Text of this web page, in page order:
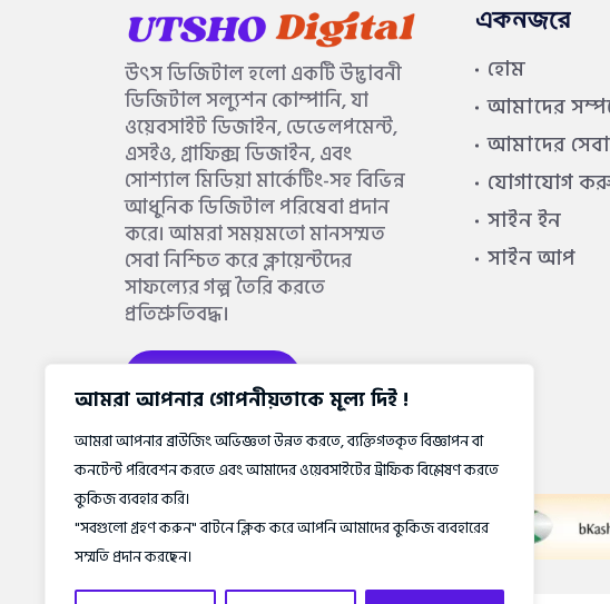
আমরা আপনার গোপনীয়তাকে মূল্য দিই !
আমরা আপনার ব্রাউজিং অভিজ্ঞতা উন্নত করতে, ব্যক্তিগতকৃত বিজ্ঞাপন বা
কনটেন্ট পরিবেশন করতে এবং আমাদের ওয়েবসাইটের ট্রাফিক বিশ্লেষণ করতে
কুকিজ ব্যবহার করি।
"সবগুলো গ্রহণ করুন" বাটনে ক্লিক করে আপনি আমাদের কুকিজ ব্যবহারের
সম্মতি প্রদান করছেন।
উৎস ডিজিটাল হলো একটি উদ্ভাবনী
ডিজিটাল সল্যুশন কোম্পানি, যা
ওয়েবসাইট ডিজাইন, ডেভেলপমেন্ট,
এসইও, গ্রাফিক্স ডিজাইন, এবং
সোশ্যাল মিডিয়া মার্কেটিং-সহ বিভিন্ন
আধুনিক ডিজিটাল পরিষেবা প্রদান
করে। আমরা সময়মতো মানসম্মত
সেবা নিশ্চিত করে ক্লায়েন্টদের
সাফল্যের গল্প তৈরি করতে
প্রতিশ্রুতিবদ্ধ।
একনজরে
হোম
আমাদের
আমাদের
যোগাযোগ
সাইন ইন
সাইন আপ